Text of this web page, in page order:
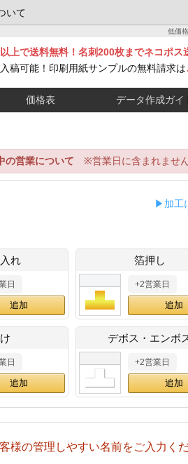
いて
低価
上で送料無料！名刺200枚までネコポス
稿可能！印刷用紙サンプルの無料請求は
価格表 データ作成ガイ
の営業について ※営業日に含まれませ
▶加工
れ
日
箔押し
+2営業日
日
デボス・エンボ
+2営業日
様の管理しやすい名前をご入力くだ